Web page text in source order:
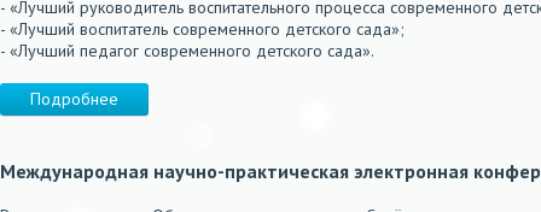
- «Лучший руководитель воспитательного процесса современного
- «Лучший воспитатель современного детского сада»;
- «Лучший педагог современного детского сада».
Подробнее
Международная научно-практическая электронная